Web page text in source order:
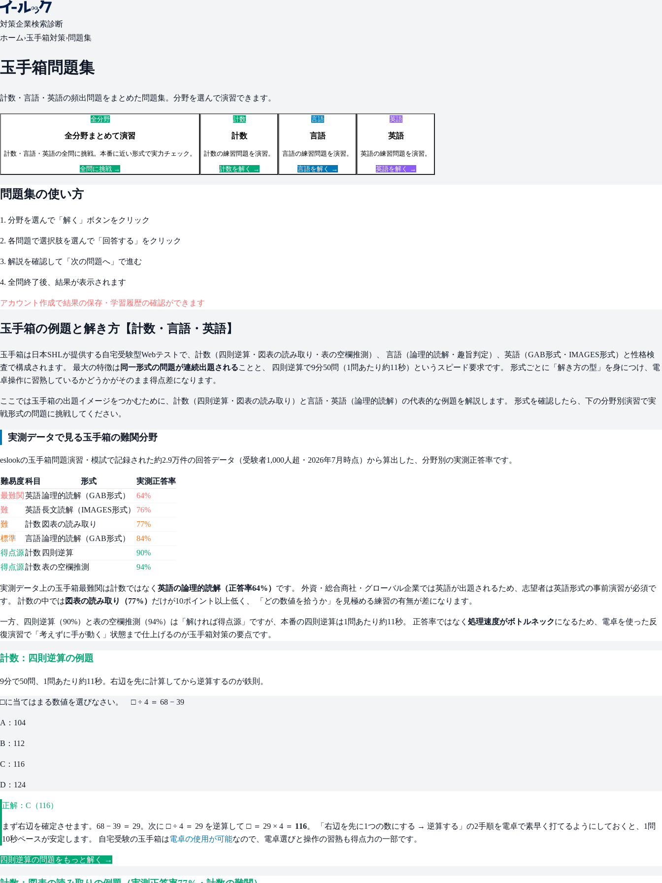
対策企業検索診断
ホーム›玉手箱対策›問題集
玉手箱問題集
計数・言語・英語の頻出問題をまとめた問題集。分野を選んで演習できます。
全分野
全分野まとめて演習
計数・言語・英語の全問に挑戦。本番に近い形式で実力チェック。
全問に挑戦 →
計数
計数
計数の練習問題を演習。
計数を解く →
言語
言語
言語の練習問題を演習。
言語を解く →
英語
英語
英語の練習問題を演習。
英語を解く →
問題集の使い方
1. 分野を選んで「解く」ボタンをクリック
2. 各問題で選択肢を選んで「回答する」をクリック
3. 解説を確認して「次の問題へ」で進む
4. 全問終了後、結果が表示されます
アカウント作成で結果の保存・学習履歴の確認ができます
玉手箱の例題と解き方【計数・言語・英語】
玉手箱は日本SHLが提供する自宅受験型Webテストで、計数（四則逆算・図表の読み取り・表の空欄推測）、 言語（論理的読解・趣旨判定）、英語（GAB形式・IMAGES形式）と性格検
査で構成されます。 最大の特徴は 同一形式の問題が連続出題されることと、 四則逆算で9分50問（1問あたり約11秒）というスピード要求です。 形式ごとに「解き方の型」を身につけ、電
卓操作に習熟しているかどうかがそのまま得点差になります。
ここでは玉手箱の出題イメージをつかむために、計数（四則逆算・図表の読み取り）と言語・英語（論理的読解）の代表的な例題を解説します。 形式を確認したら、下の分野別演習で実
戦形式の問題に挑戦してください。
実測データで見る玉手箱の難関分野
eslookの玉手箱問題演習・模試で記録された約2.9万件の回答データ（受験者1,000人超・2026年7月時点）から算出した、分野別の実測正答率です。
難易度科目 形式
実測正答率
最難関 英語論理的読解（GAB形式）
64%
難
英語長文読解（IMAGES形式）
76%
難
計数 図表の読み取り
77%
標準
言語論理的読解（GAB形式）
84%
得点源計数 四則逆算
90%
得点源計数表の空欄推測 94%
実測データ上の玉手箱最難関は計数ではなく 英語の論理的読解（正答率64%） です。 外資・総合商社・グローバル企業では英語が出題されるため、志望者は英語形式の事前演習が必須で
す。 計数の中では 図表の読み取り（77%） だけが10ポイント以上低く、 「どの数値を拾うか」を見極める練習の有無が差になります。
一方、四則逆算（90%）と表の空欄推測（94%）は「解ければ得点源」ですが、本番の四則逆算は1問あたり約11秒。 正答率ではなく 処理速度がボトルネックになるため、電卓を使った反
復演習で「考えずに手が動く」状態まで仕上げるのが玉手箱対策の要点です。
計数：四則逆算の例題
9分で50問、1問あたり約11秒。右辺を先に計算してから逆算するのが鉄則。
□に当てはまる数値を選びなさい。 □ ÷ 4 ＝ 68 − 39
A：104
B：112
C：116
D：124
正解：C（116）
まず右辺を確定させます。68 − 39 ＝ 29。次に □ ÷ 4 ＝ 29 を逆算して □ ＝ 29 × 4 ＝ 116。 「右辺を先に1つの数にする → 逆算する」の2手順を電卓で素早く打てるようにしておくと、1問
10秒ペースが安定します。 自宅受験の玉手箱は電卓の使用が可能なので、電卓選びと操作の習熟も得点力の一部です。
四則逆算の問題をもっと解く →